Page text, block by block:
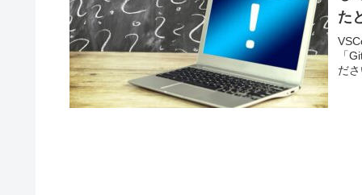
た
「
だ